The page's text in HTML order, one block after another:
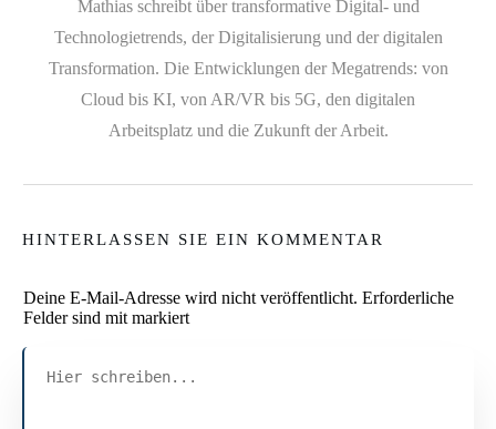
Mathias schreibt über transformative Digital- und
Technologietrends, der Digitalisierung und der digitalen
Transformation. Die Entwicklungen der Megatrends: von
Cloud bis KI, von AR/VR bis 5G, den digitalen
Arbeitsplatz und die Zukunft der Arbeit.
HINTERLASSEN SIE EIN KOMMENTAR
Deine E-Mail-Adresse wird nicht veröffentlicht. Erforderliche
Felder sind mit markiert